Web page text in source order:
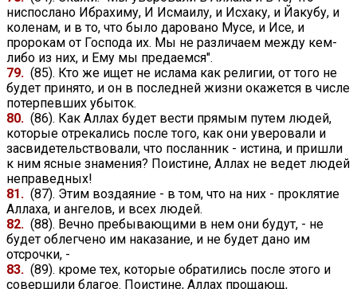
ниспослано Ибрахиму, И Исмаилу, и Исхаку, и Йакубу, и
коленам, и в то, что было даровано Мусе, и Исе, и
пророкам от Господа их. Мы не различаем между кем-
либо из них, и Ему мы предаемся".
79. (85). Кто же ищет не ислама как религии, от того не
будет принято, и он в последней жизни окажется в числе
потерпевших убыток.
80. (86). Как Аллах будет вести прямым путем людей,
которые отрекались после того, как они уверовали и
засвидетельствовали, что посланник - истина, и пришли
к ним ясные знамения? Поистине, Аллах не ведет людей
неправедных!
81. (87). Этим воздаяние - в том, что на них - проклятие
Аллаха, и ангелов, и всех людей.
82. (88). Вечно пребывающими в нем они будут, - не
будет облегчено им наказание, и не будет дано им
отсрочки, -
83. (89). кроме тех, которые обратились после этого и
совершили благое. Поистине, Аллах прощающ,